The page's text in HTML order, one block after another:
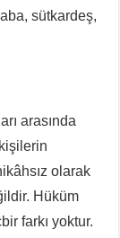
sütkardeş,
arasında
olarak
Hüküm
farkı yoktur.